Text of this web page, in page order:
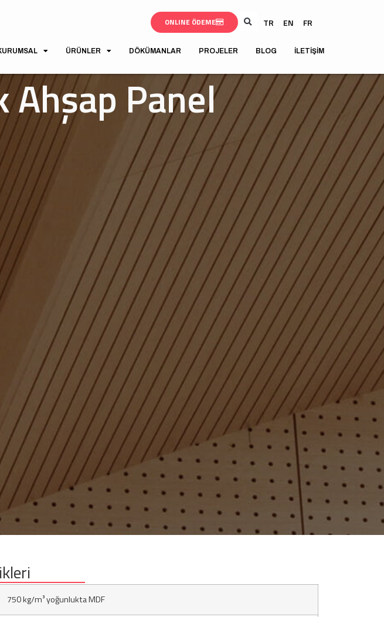
ONLINE ÖDEME TR EN FR
ÜRÜNLER DÖKÜMANLAR PROJELER BLOG İLETIŞIM
Panel
750 kg/m³ yoğunlukta MDF